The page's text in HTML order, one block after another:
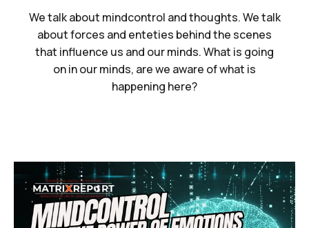
We talk about mindcontrol and thoughts. We talk
about forces and enteties behind the scenes
that influence us and our minds. What is going
on in our minds, are we aware of what is
happening here?